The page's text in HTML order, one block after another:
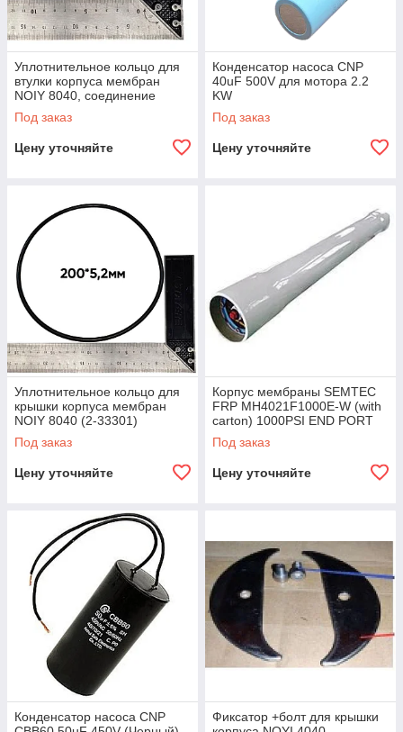
Уплотнительное кольцо для
втулки корпуса мембран
NOIY 8040, соединение
втулка-мембрана (2-33312)
Под заказ
Цену уточняйте
Конденсатор насоса CNP
40uF 500V для мотора 2.2
KW
Под заказ
Цену уточняйте
Уплотнительное кольцо для
крышки корпуса мембран
NOIY 8040 (2-33301)
Под заказ
Цену уточняйте
Корпус мембраны SEMTEC
FRP MH4021F1000E-W (with
carton) 1000PSI END PORT
WHITE
Под заказ
Цену уточняйте
Конденсатор насоса CNP
Фиксатор +болт для крышки